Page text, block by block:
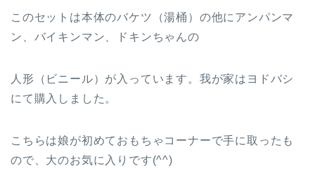
このセットは本体のバケツ（湯桶）の他にアンパンマ
ン、バイキンマン、ドキンちゃんの
人形（ビニール）が入っています。我が家はヨドバシ
にて購入しました。
こちらは娘が初めておもちゃコーナーで手に取ったも
ので、大のお気に入りです(^^)